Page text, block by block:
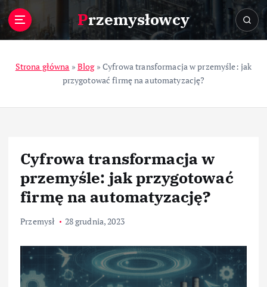
Przemysłowcy
Strona główna » Blog» Cyfrowa transformacja w przemyśle: jak
przygotować firmę na automatyzację?
Cyfrowa transformacja w
przemyśle: jak przygotować
firmę na automatyzację?
Przemysł 28 grudnia, 2023